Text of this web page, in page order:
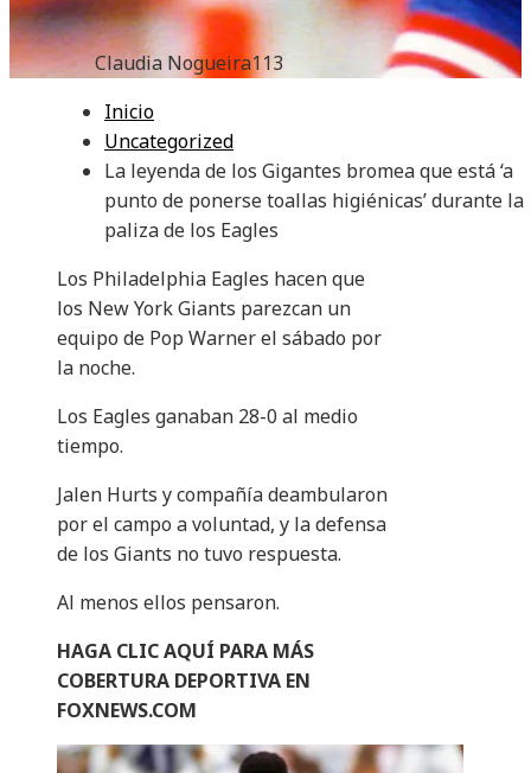
Claudia Nogueira113
Inicio
Uncategorized
La leyenda de los Gigantes bromea que está ‘a
punto de ponerse toallas higiénicas’ durante la
paliza de los Eagles
Los Philadelphia Eagles hacen que
los New York Giants parezcan un
equipo de Pop Warner el sábado por
la noche.
Los Eagles ganaban 28-0 al medio
tiempo.
Jalen Hurts y compañía deambularon
por el campo a voluntad, y la defensa
de los Giants no tuvo respuesta.
Al menos ellos pensaron.
HAGA CLIC AQUÍ PARA MÁS
COBERTURA DEPORTIVA EN
FOXNEWS.COM